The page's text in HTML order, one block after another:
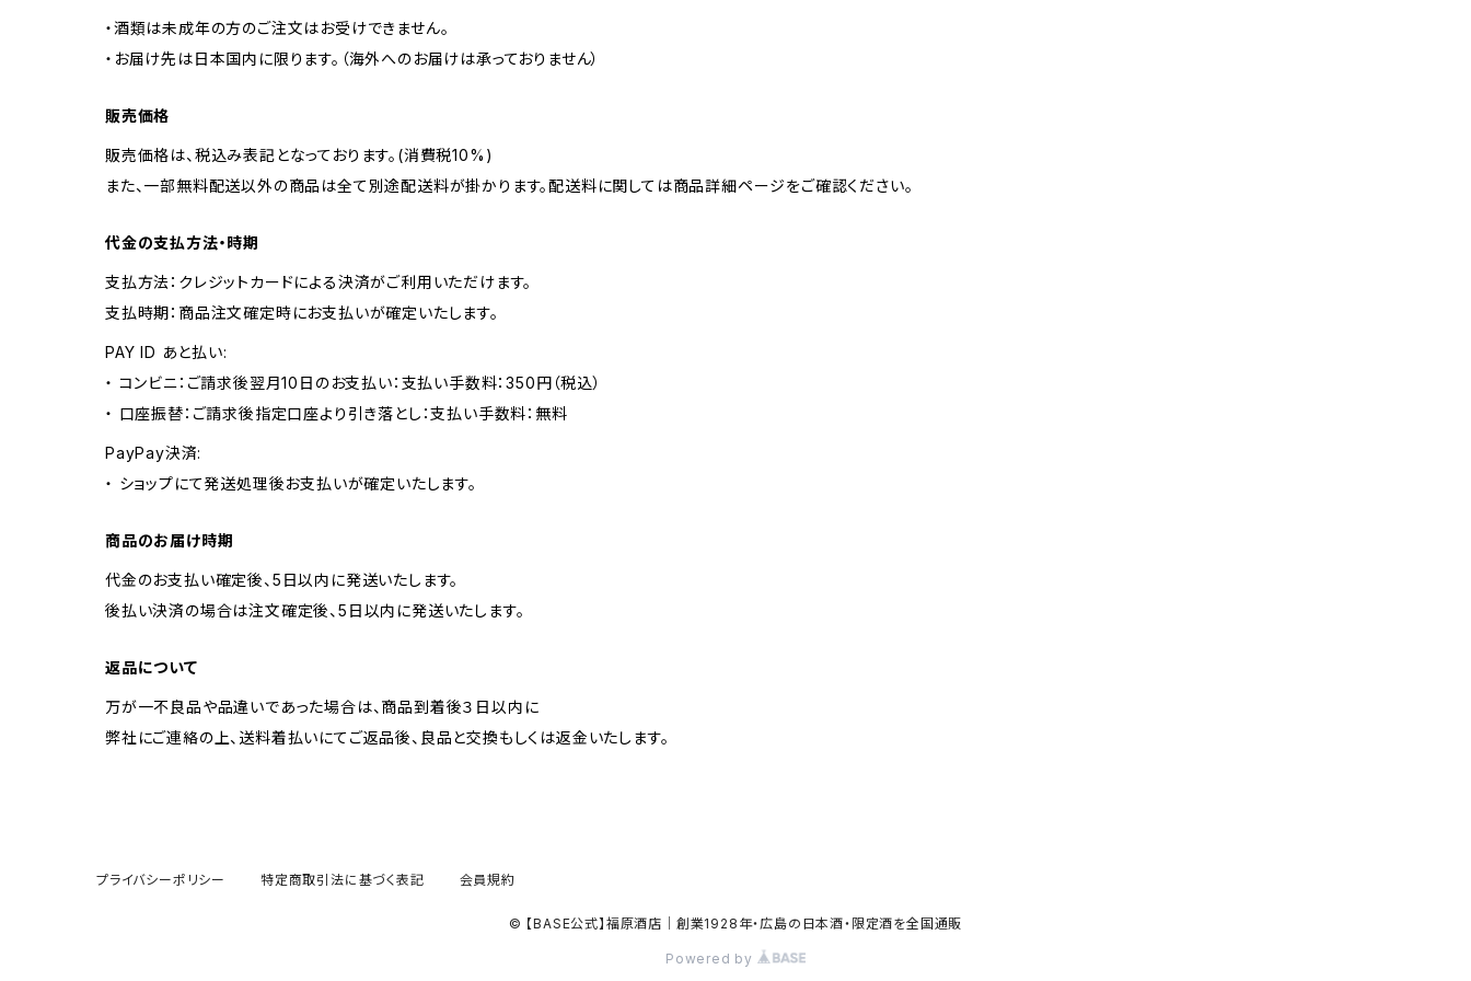
・酒類は未成年の方のご注文はお受けできません。
・お届け先は日本国内に限ります。（海外へのお届けは承っておりません）
販売価格
販売価格は、税込み表記となっております。(消費税10%)
また、一部無料配送以外の商品は全て別途配送料が掛かります。配送料に関しては商品詳細ページをご確認ください。
代金の支払方法・時期
支払方法：クレジットカードによる決済がご利用いただけます。
支払時期：商品注文確定時にお支払いが確定いたします。
PAY ID あと払い:
・ コンビニ：ご請求後翌月10日のお支払い：支払い手数料：350円（税込）
・ 口座振替：ご請求後指定口座より引き落とし：支払い手数料：無料
PayPay決済:
・ ショップにて発送処理後お支払いが確定いたします。
商品のお届け時期
代金のお支払い確定後、5日以内に発送いたします。
後払い決済の場合は注文確定後、5日以内に発送いたします。
返品について
万が一不良品や品違いであった場合は、商品到着後３日以内に
弊社にご連絡の上、送料着払いにてご返品後、良品と交換もしくは返金いたします。
プライバシーポリシー 特定商取引法に基づく表記 会員規約
© 【BASE公式】福原酒店｜創業1928年・広島の日本酒・限定酒を全国通販
Powered by